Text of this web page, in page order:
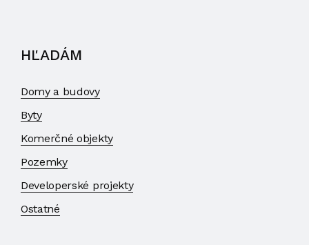
HĽADÁM
Domy a budovy
Byty
Komerčné objekty
Pozemky
Developerské projekty
Ostatné